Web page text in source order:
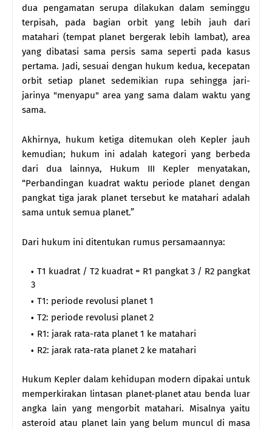
dua pengamatan serupa dilakukan dalam seminggu
terpisah, pada bagian orbit yang lebih jauh dari
matahari (tempat planet bergerak lebih lambat), area
yang dibatasi sama persis sama seperti pada kasus
pertama. Jadi, sesuai dengan hukum kedua, kecepatan
orbit setiap planet sedemikian rupa sehingga jari-
jarinya "menyapu" area yang sama dalam waktu yang
sama.
Akhirnya, hukum ketiga ditemukan oleh Kepler jauh
kemudian; hukum ini adalah kategori yang berbeda
dari dua lainnya, Hukum III Kepler menyatakan,
“Perbandingan kuadrat waktu periode planet dengan
pangkat tiga jarak planet tersebut ke matahari adalah
sama untuk semua planet.”
Dari hukum ini ditentukan rumus persamaannya:
T1 kuadrat / T2 kuadrat = R1 pangkat 3 / R2 pangkat
3
T1: periode revolusi planet 1
T2: periode revolusi planet 2
R1: jarak rata-rata planet 1 ke matahari
R2: jarak rata-rata planet 2 ke matahari
Hukum Kepler dalam kehidupan modern dipakai untuk
memperkirakan lintasan planet-planet atau benda luar
angka lain yang mengorbit matahari. Misalnya yaitu
asteroid atau planet lain yang belum muncul di masa